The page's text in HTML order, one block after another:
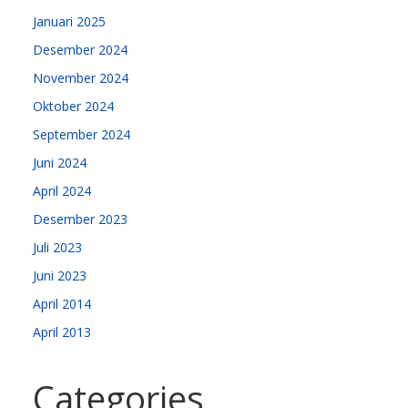
Januari 2025
Desember 2024
November 2024
Oktober 2024
September 2024
Juni 2024
April 2024
Desember 2023
Juli 2023
Juni 2023
April 2014
April 2013
Categories